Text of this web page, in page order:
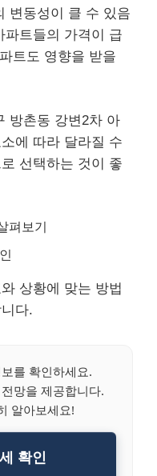
변동성이 클 수 있음
파트들의 가격이 급
트도 영향을 받을
방촌동 강변2차 아
에 따라 달라질 수
선택하는 것이 좋
펴보기
상황에 맞는 방법
다.
를 확인하세요.
망을 제공합니다.
알아보세요!
확인